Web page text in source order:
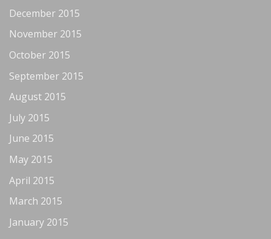
December 2015
November 2015
October 2015
September 2015
August 2015
July 2015
June 2015
May 2015
April 2015
March 2015
January 2015